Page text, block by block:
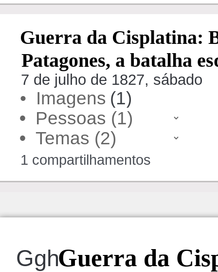
Guerra da Cisplatina:
Patagones, a batalha
7 de julho de 1827, sábado
• Imagens(1)
•
•
1 compartilhamentos
GghGuerra da